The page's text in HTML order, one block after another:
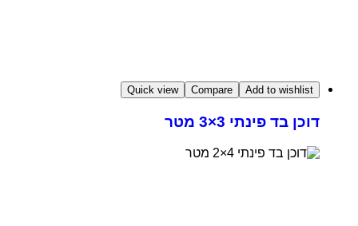
Add to wishlist
Compare
Quick view
דוכן בד פינתי 3×3 מטר